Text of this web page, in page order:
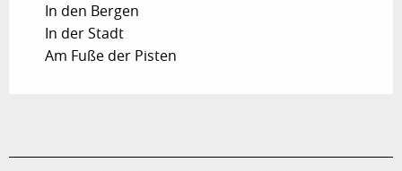
In den Bergen
In der Stadt
Am Fuße der Pisten